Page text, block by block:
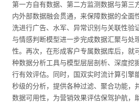
第一方自有数据、第二方监测数据与第三
内外部数据融会贯通，来保障数据的全面
洗进行广告、水军、异常识别与关联性验
与情感判断模型进一步完成数据汇聚与处
性。再次，在形成客户专属数据库后，就
种数据分析工具与模型层层剖析、深度挖
行有效评估。同时，国双实时流计算引擎
秒级的分析，提供各种过滤、聚合功能，
数据可用性，为营销效果评估保驾护航，